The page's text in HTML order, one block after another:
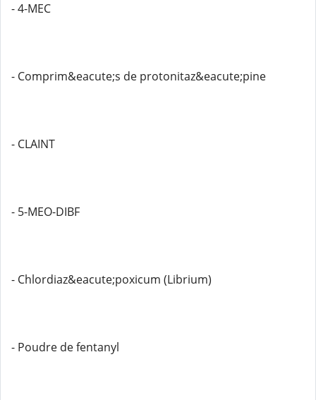
- 4-MEC
- Comprim&eacute;s de protonitaz&eacute;pine
- CLAINT
- 5-MEO-DIBF
- Chlordiaz&eacute;poxicum (Librium)
- Poudre de fentanyl